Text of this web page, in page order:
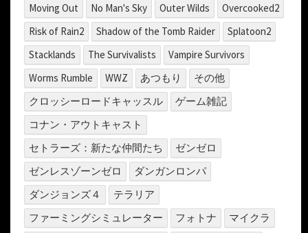
Moving Out
No Man's Sky Outer Wilds
Overcooked2
Risk of Rain2
Shadow of the Tomb Raider
Splatoon2
Stacklands
The Survivalists
Vampire Survivors
Worms Rumble
WWZ あつもり
その他
クロッシーロードキャッスル
ゲーム雑記
コナン・アウトキャスト
セトラーズ：新たな仲間たち
ゼンゼロ
ゼンレスゾーンゼロ
ダンガンロンパ
ダンジョンズ４
テラリア
ファーミングシミュレーター
フォトナ
マイクラ